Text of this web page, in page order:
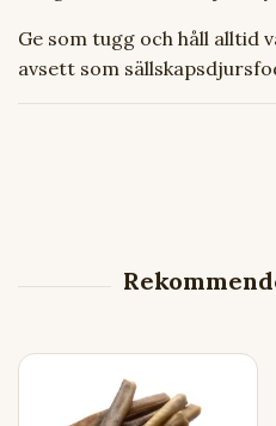
Ge som tugg och håll alltid
avsett som